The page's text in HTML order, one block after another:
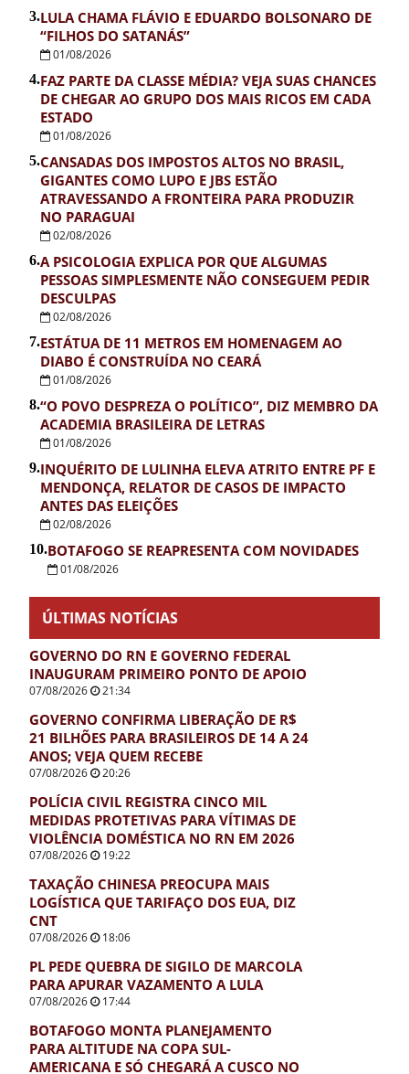
3.LULA CHAMA FLÁVIO E EDUARDO BOLSONARO DE
“FILHOS DO SATANÁS”
01/08/2026
4.FAZ PARTE DA CLASSE MÉDIA? VEJA SUAS CHANCES
DE CHEGAR AO GRUPO DOS MAIS RICOS EM CADA
ESTADO
01/08/2026
5.CANSADAS DOS IMPOSTOS ALTOS NO BRASIL,
GIGANTES COMO LUPO E JBS ESTÃO
ATRAVESSANDO A FRONTEIRA PARA PRODUZIR
NO PARAGUAI
02/08/2026
6.A PSICOLOGIA EXPLICA POR QUE ALGUMAS
PESSOAS SIMPLESMENTE NÃO CONSEGUEM PEDIR
DESCULPAS
02/08/2026
7.ESTÁTUA DE 11 METROS EM HOMENAGEM AO
DIABO É CONSTRUÍDA NO CEARÁ
01/08/2026
8.“O POVO DESPREZA O POLÍTICO”, DIZ MEMBRO DA
ACADEMIA BRASILEIRA DE LETRAS
01/08/2026
9.INQUÉRITO DE LULINHA ELEVA ATRITO ENTRE PF E
MENDONÇA, RELATOR DE CASOS DE IMPACTO
ANTES DAS ELEIÇÕES
02/08/2026
10.BOTAFOGO SE REAPRESENTA COM NOVIDADES
01/08/2026
ÚLTIMAS NOTÍCIAS
GOVERNO DO RN E GOVERNO FEDERAL
INAUGURAM PRIMEIRO PONTO DE APOIO
07/08/2026 21:34
GOVERNO CONFIRMA LIBERAÇÃO DE R$
21 BILHÕES PARA BRASILEIROS DE 14 A 24
ANOS; VEJA QUEM RECEBE
07/08/2026 20:26
POLÍCIA CIVIL REGISTRA CINCO MIL
MEDIDAS PROTETIVAS PARA VÍTIMAS DE
VIOLÊNCIA DOMÉSTICA NO RN EM 2026
07/08/2026 19:22
TAXAÇÃO CHINESA PREOCUPA MAIS
LOGÍSTICA QUE TARIFAÇO DOS EUA, DIZ
CNT
07/08/2026 18:06
PL PEDE QUEBRA DE SIGILO DE MARCOLA
PARA APURAR VAZAMENTO A LULA
07/08/2026 17:44
BOTAFOGO MONTA PLANEJAMENTO
PARA ALTITUDE NA COPA SUL-
AMERICANA E SÓ CHEGARÁ A CUSCO NO